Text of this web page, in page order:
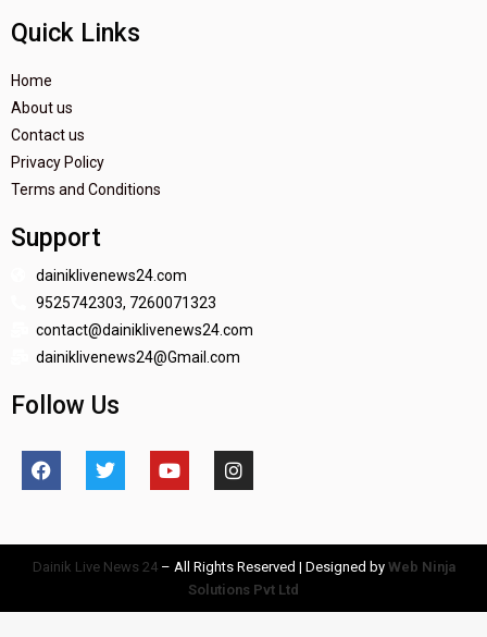
Quick Links
Home
About us
Contact us
Privacy Policy
Terms and Conditions
Support
dainiklivenews24.com
9525742303, 7260071323
contact@dainiklivenews24.com
dainiklivenews24@Gmail.com
Follow Us
Dainik Live News 24– All Rights Reserved | Designed by Web Ninja
Solutions Pvt Ltd